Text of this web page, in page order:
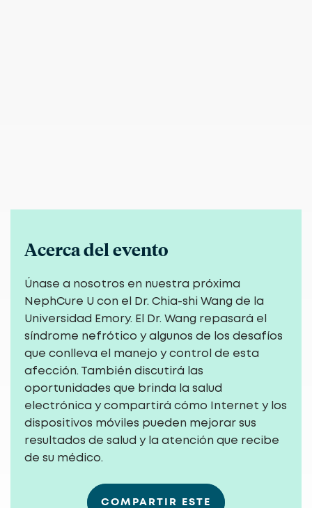
Acerca del evento
Únase a nosotros en nuestra próxima
NephCure U con el Dr. Chia-shi Wang de la
Universidad Emory. El Dr. Wang repasará el
síndrome nefrótico y algunos de los desafíos
que conlleva el manejo y control de esta
afección. También discutirá las
oportunidades que brinda la salud
electrónica y compartirá cómo Internet y los
dispositivos móviles pueden mejorar sus
resultados de salud y la atención que recibe
de su médico.
COMPARTIR ESTE